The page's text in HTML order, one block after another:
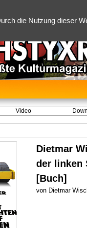
die Nutzung dieser
Video
Dietmar
der linken
[Buch]
von Dietmar